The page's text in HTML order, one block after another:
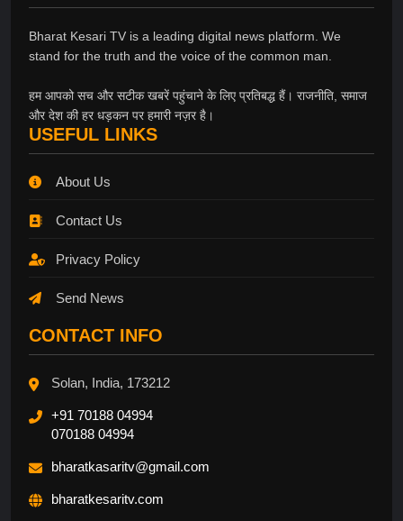
Bharat Kesari TV is a leading digital news platform. We
stand for the truth and the voice of the common man.
हम आपको सच और सटीक खबरें पहुंचाने के लिए प्रतिबद्ध हैं। राजनीति, समाज
और देश की हर धड़कन पर हमारी नज़र है।
USEFUL LINKS
About Us
Contact Us
Privacy Policy
Send News
CONTACT INFO
Solan, India, 173212
+91 70188 04994
070188 04994
bharatkasaritv@gmail.com
bharatkesaritv.com